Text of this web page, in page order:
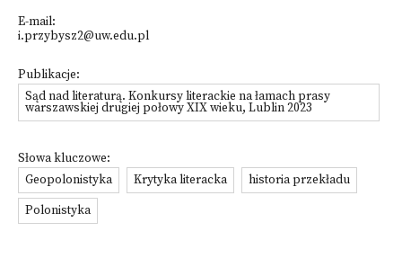
E-mail:
i.przybysz2@uw.edu.pl
Publikacje:
Sąd nad literaturą. Konkursy literackie na łamach prasy
warszawskiej drugiej połowy XIX wieku, Lublin 2023
Słowa kluczowe:
Geopolonistyka
Krytyka literacka
historia przekładu
Polonistyka